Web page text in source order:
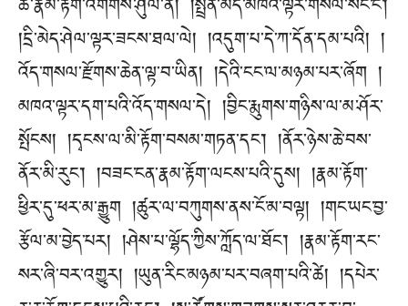
ཚེ་རྣམ་རྟོག་འགགས་ཤུལ་ན། །སྤྲིན་མེད་མཁའ་ལྟར་གསལ་སང་ངེ་།
།དྲི་མེད་ཤེལ་ལྟར་ཟངས་ཐལ་ལེ། །འདུག་པ་དེ་ཀ་དོན་དམ་པའི། །
འོད་གསལ་རྫོགས་ཆེན་ལྟ་བ་ཡིན། །དེའི་ངང་ལ་མཉམ་པར་ཞོག །
མཁའ་ལྟར་དག་པའི་འོད་གསལ་དེ། །བྱིང་རྨུགས་གཉིས་ལ་མ་ཤོར་
སྤོངས། །དྭངས་ལ་མི་རྟོག་བསམ་གཏན་དང་། །ནོར་ཉེས་ཆེ་བས་
ནོར་མི་རུང་། །བཟང་ངན་རྣམ་རྟོག་ལངས་པའི་དུས། །རྣམ་རྟོག་
ཕྱིར་དུ་ཕར་མ་རྒྱུག །ཚུར་ལ་བཀུགས་ནས་ངོ་མ་བལྟ། །གང་ཡང་བྱ་
རྩོལ་མ་བྱེད་པར། །ཤེས་པ་ལྷོད་ཀྱིས་ཀློད་ལ་ཐོང་། །རྣམ་རྟོག་རང་
སར་ཞི་བར་འགྱུར། །ཡུན་རིང་མཉམ་པར་བཞག་པའི་ཚེ། །དཔེར་